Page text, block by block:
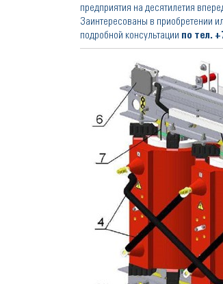
предприятия на десятилетия
Заинтересованы в приобретении
подробной консультации по тел.